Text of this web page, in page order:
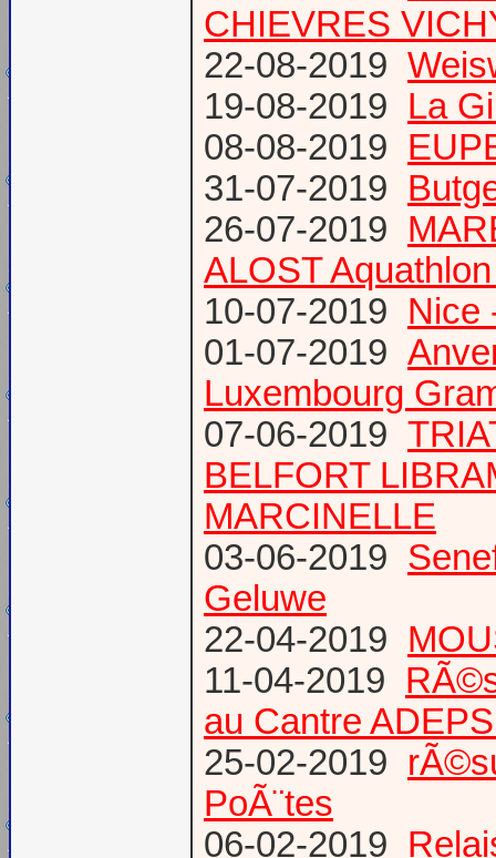
CHIEVRES
22-08-2019
19-08-2019 La
08-08-2019
31-07-2019
26-07-2019
ALOST
10-07-2019 Nice
01-07-2019
Luxembourg
07-06-2019
BELFORT
MARCINELLE
03-06-2019
Geluwe
22-04-2019
11-04-2019
au Cantre
25-02-2019
PoÃ¨tes
06-02-2019